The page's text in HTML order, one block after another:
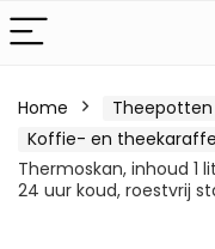
Home
Koffie- en
Thermoskan, inhoud 1
24 uur koud, roestvrij